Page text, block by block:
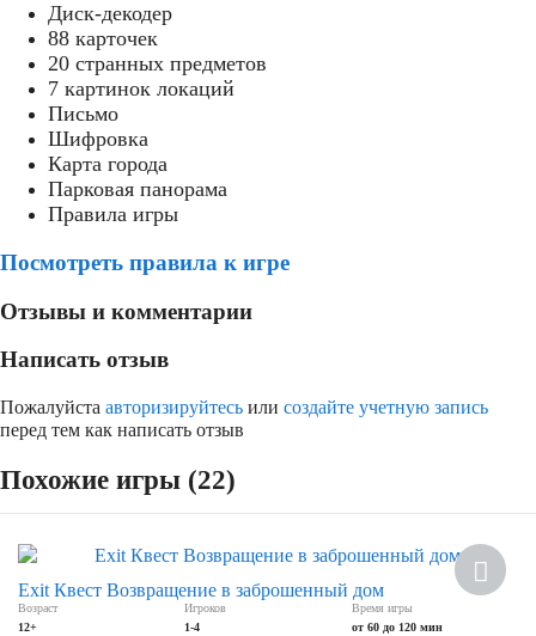
Диск-декодер
88 карточек
20 странных предметов
7 картинок локаций
Письмо
Шифровка
Карта города
Парковая панорама
Правила игры
Посмотреть правила к игре
Отзывы и комментарии
Написать отзыв
Пожалуйста авторизируйтесь или создайте учетную запись
перед тем как написать отзыв
Похожие игры (22)
Exit Квест Возвращение в заброшенный дом
Возраст
12+
Игроков
1-4
Время игры
от 60 до 120 мин